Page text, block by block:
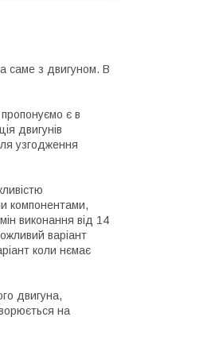
саме з двигуном. В
є в
двигунів
узгодження
компонентами,
виконання від 14
варіант
коли нємає
двигуна,
на